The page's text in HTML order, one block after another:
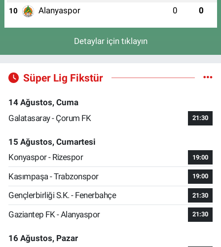
10 Alanyaspor 0 0
Detaylar için tıklayın
Süper Lig Fikstür
14 Ağustos, Cuma
Galatasaray - Çorum FK
21:30
15 Ağustos, Cumartesi
Konyaspor - Rizespor
19:00
Kasımpaşa - Trabzonspor 19:00
Gençlerbirliği S.K. - Fenerbahçe 21:30
Gaziantep FK - Alanyaspor 21:30
16 Ağustos, Pazar